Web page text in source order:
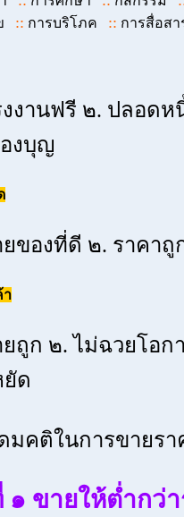
:: การบริโภค :: การสื่อส
งงานฟรี ๒. ปลอด
งบุญ
ยของที่ดี ๒. ราคา
า
ยถูก ๒. ไม่ฉวยโอ
ยัด
มคติในการขายรา
๑ ขายให้ต่ำกว่